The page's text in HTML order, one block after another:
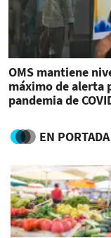
OMS mantiene
máximo de alerta
pandemia de
EN PORTADA